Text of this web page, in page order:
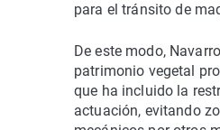
para el tránsito de
De este modo,
patrimonio vegetal
que ha incluido la
actuación, evitando